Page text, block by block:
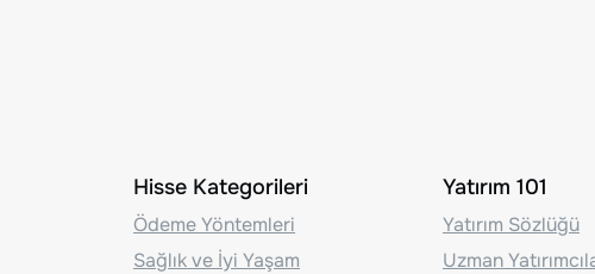
Hisse Kategorileri
Ödeme Yöntemleri
Sağlık ve İyi Yaşam
Yatırım 101
Yatırım Sözlüğü
Uzman